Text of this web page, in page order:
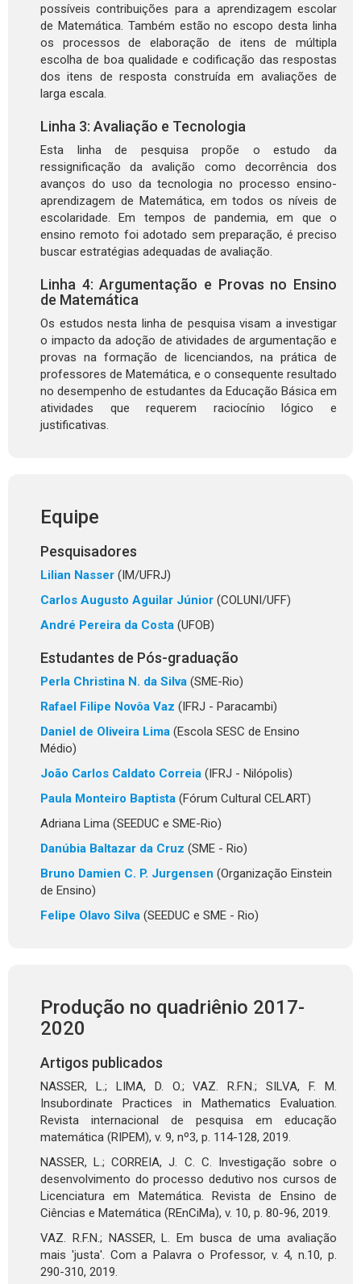
possíveis contribuições para a aprendizagem escolar
de Matemática. Também estão no escopo desta linha
os processos de elaboração de itens de múltipla
escolha de boa qualidade e codificação das respostas
dos itens de resposta construída em avaliações de
larga escala.
Linha 3: Avaliação e Tecnologia
Esta linha de pesquisa propõe o estudo da
ressignificação da avalição como decorrência dos
avanços do uso da tecnologia no processo ensino-
aprendizagem de Matemática, em todos os níveis de
escolaridade. Em tempos de pandemia, em que o
ensino remoto foi adotado sem preparação, é preciso
buscar estratégias adequadas de avaliação.
Linha 4: Argumentação e Provas no Ensino
de Matemática
Os estudos nesta linha de pesquisa visam a investigar
o impacto da adoção de atividades de argumentação e
provas na formação de licenciandos, na prática de
professores de Matemática, e o consequente resultado
no desempenho de estudantes da Educação Básica em
atividades que requerem raciocínio lógico e
justificativas.
Equipe
Pesquisadores
Lilian Nasser (IM/UFRJ)
Carlos Augusto Aguilar Júnior (COLUNI/UFF)
André Pereira da Costa (UFOB)
Estudantes de Pós-graduação
Perla Christina N. da Silva (SME-Rio)
Rafael Filipe Novôa Vaz (IFRJ - Paracambi)
Daniel de Oliveira Lima (Escola SESC de Ensino
Médio)
João Carlos Caldato Correia (IFRJ - Nilópolis)
Paula Monteiro Baptista (Fórum Cultural CELART)
Adriana Lima (SEEDUC e SME-Rio)
Danúbia Baltazar da Cruz (SME - Rio)
Bruno Damien C. P. Jurgensen (Organização Einstein
de Ensino)
Felipe Olavo Silva (SEEDUC e SME - Rio)
Produção no quadriênio 2017-
2020
Artigos publicados
NASSER, L.; LIMA, D. O.; VAZ. R.F.N.; SILVA, F. M.
Insubordinate Practices in Mathematics Evaluation.
Revista internacional de pesquisa em educação
matemática (RIPEM), v. 9, nº3, p. 114-128, 2019.
NASSER, L.; CORREIA, J. C. C. Investigação sobre o
desenvolvimento do processo dedutivo nos cursos de
Licenciatura em Matemática. Revista de Ensino de
Ciências e Matemática (REnCiMa), v. 10, p. 80-96, 2019.
VAZ. R.F.N.; NASSER, L. Em busca de uma avaliação
mais 'justa'. Com a Palavra o Professor, v. 4, n.10, p.
290-310, 2019.